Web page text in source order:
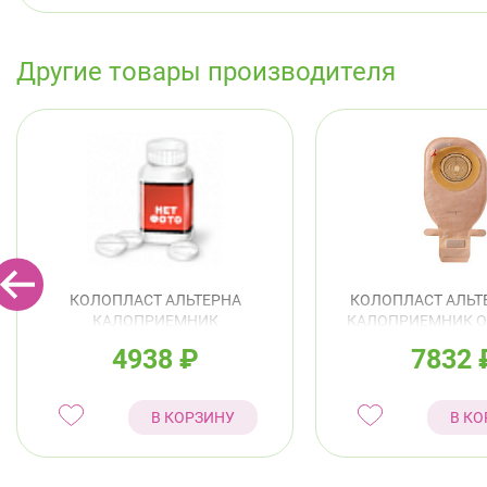
Другие товары производителя
КОЛОПЛАСТ АЛЬТЕРНА
КАЛОПРИЕМНИК
НЕПРОЗРАЧНЫЙ 10-70ММ
4938 ₽
В КОРЗИНУ
КОЛОПЛАСТ
КАЛОПРИЕМНИК
АРТ.17500
7832
В